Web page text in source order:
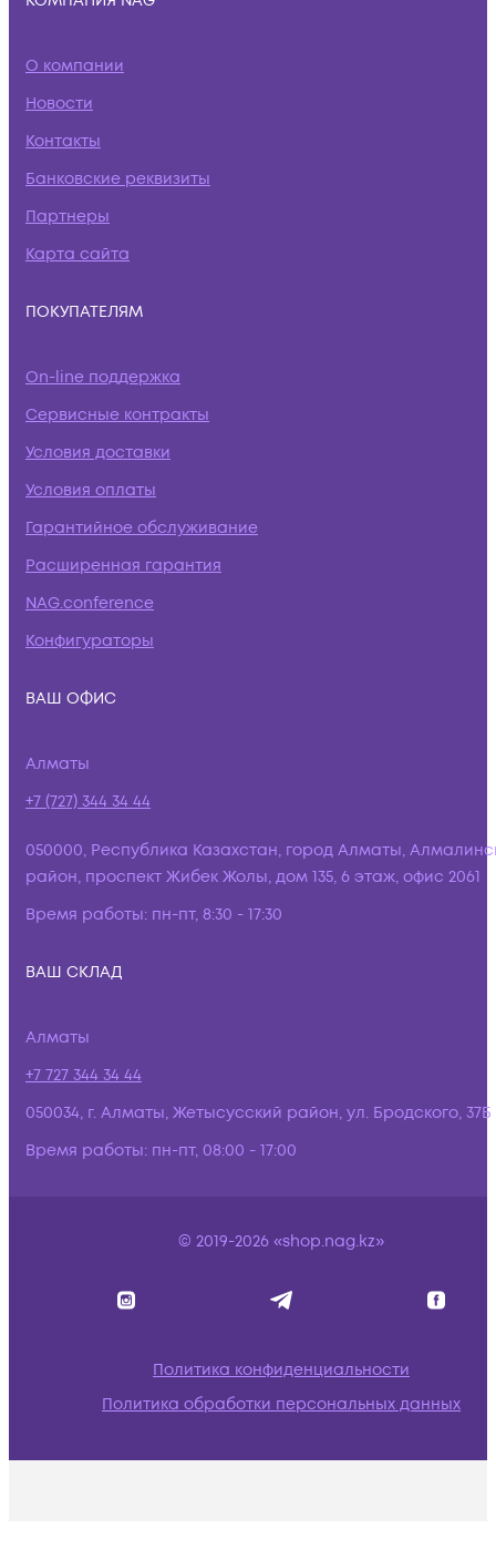
О компании
Новости
Контакты
Банковские реквизиты
Партнеры
Карта сайта
ПОКУПАТЕЛЯМ
On-line поддержка
Сервисные контракты
Условия доставки
Условия оплаты
Гарантийное обслуживание
Расширенная гарантия
NAG.conference
Конфигураторы
ВАШ ОФИС
Алматы
+7 (727) 344 34 44
050000, Республика Казахстан, город Алматы,
район, проспект Жибек Жолы, дом 135, 6 этаж, офис 2061
Время работы: пн-пт, 8:30 - 17:30
ВАШ СКЛАД
Алматы
+7 727 344 34 44
050034, г. Алматы, Жетысусский район, ул. Бродского, 37Б
Время работы: пн-пт, 08:00 - 17:00
© 2019-2026 «shop.nag.kz»
Политика конфиденциальности
Политика обработки персональных данных